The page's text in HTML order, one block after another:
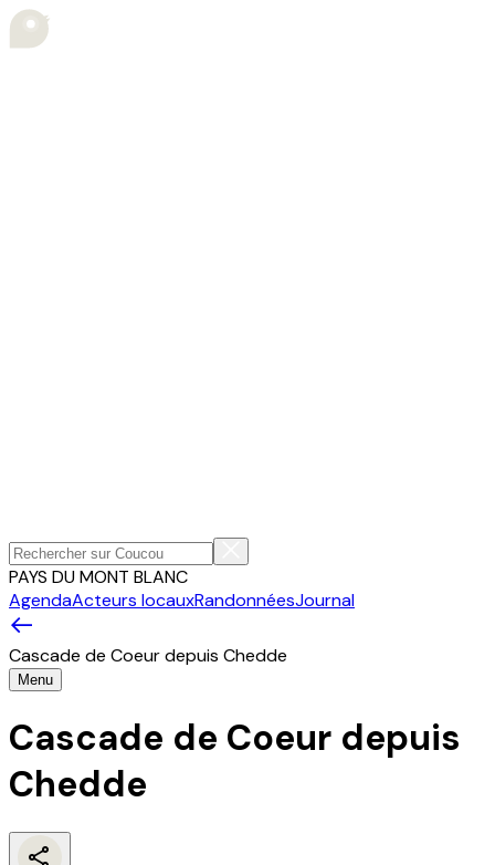
PAYS DU MONT BLANC
AgendaActeurs locauxRandonnéesJournal
Cascade de Coeur depuis Chedde
Menu
Cascade de Coeur depuis
Chedde